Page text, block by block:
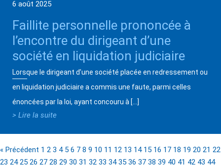
6 août 2025
Faillite personnelle prononcée à
l’encontre du dirigeant d’une
société en liquidation judiciaire
Lorsque le dirigeant d’une société placée en redressement ou
en liquidation judiciaire a commis une faute, parmi celles
énoncées par la loi, ayant concouru à […]
> Lire la suite
« Précédent 1 2 3 4 5 6 7 8 9 10 11 12 13 14 15 16 17 18 19 20 21 22
23 24 25 26 27 28 29 30 31 32 33 34 35 36 37 38 39 40 41 42 43 44